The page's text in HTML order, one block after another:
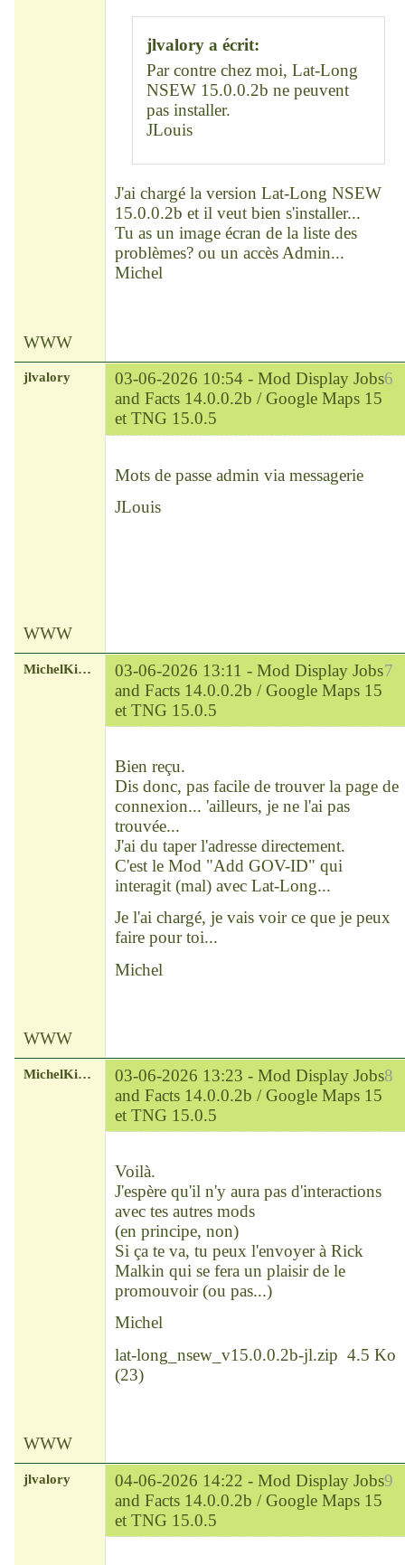
jlvalory a écrit:
Par contre chez moi, Lat-Long
NSEW 15.0.0.2b ne peuvent
pas installer.
JLouis
J'ai chargé la version Lat-Long NSEW
15.0.0.2b et il veut bien s'installer...
Tu as un image écran de la liste des
problèmes? ou un accès Admin...
Michel
WWW
6
jlvalory 03-06-2026 10:54 - Mod Display Jobs
and Facts 14.0.0.2b / Google Maps 15
et TNG 15.0.5
Mots de passe admin via messagerie
JLouis
WWW
7
MichelKirsch 03-06-2026 13:11 - Mod Display Jobs
and Facts 14.0.0.2b / Google Maps 15
et TNG 15.0.5
Bien reçu.
Dis donc, pas facile de trouver la page de
connexion... 'ailleurs, je ne l'ai pas
trouvée...
J'ai du taper l'adresse directement.
C'est le Mod "Add GOV-ID" qui
interagit (mal) avec Lat-Long...
Je l'ai chargé, je vais voir ce que je peux
faire pour toi...
Michel
WWW
8
MichelKirsch 03-06-2026 13:23 - Mod Display Jobs
and Facts 14.0.0.2b / Google Maps 15
et TNG 15.0.5
Voilà.
J'espère qu'il n'y aura pas d'interactions
avec tes autres mods
(en principe, non)
Si ça te va, tu peux l'envoyer à Rick
Malkin qui se fera un plaisir de le
promouvoir (ou pas...)
Michel
lat-long_nsew_v15.0.0.2b-jl.zip 4.5 Ko
(23)
WWW
9
jlvalory 04-06-2026 14:22 - Mod Display Jobs
and Facts 14.0.0.2b / Google Maps 15
et TNG 15.0.5